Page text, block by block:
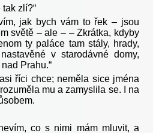
zlí?“
jak bych vám to řek – jsou
světě – ale – – Zkrátka, kdyby
ty paláce tam stály, hrady,
v starodávné domy,
Prahu.“
říci chce; neměla sice jména
mu a zamyslila se. I na
co s nimi mám mluvit, a